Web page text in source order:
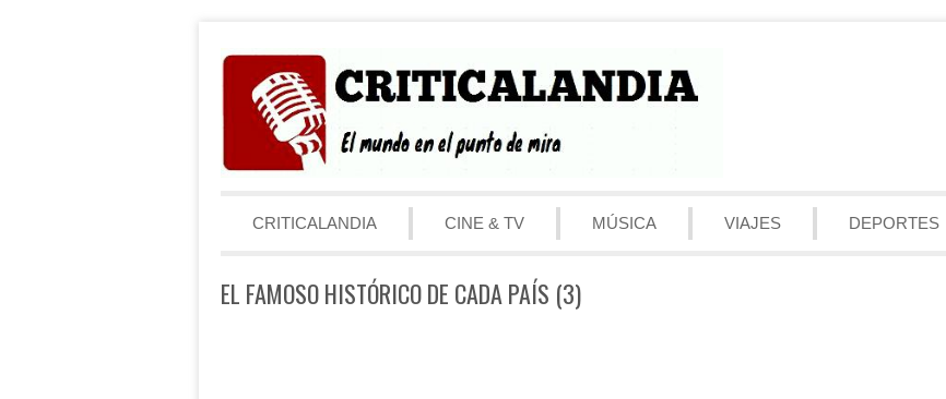
Menú
CRITICALANDIA
CINE & TV MÚSICA VIAJES DEPORTES
EL FAMOSO HISTÓRICO DE CADA PAÍS (3)